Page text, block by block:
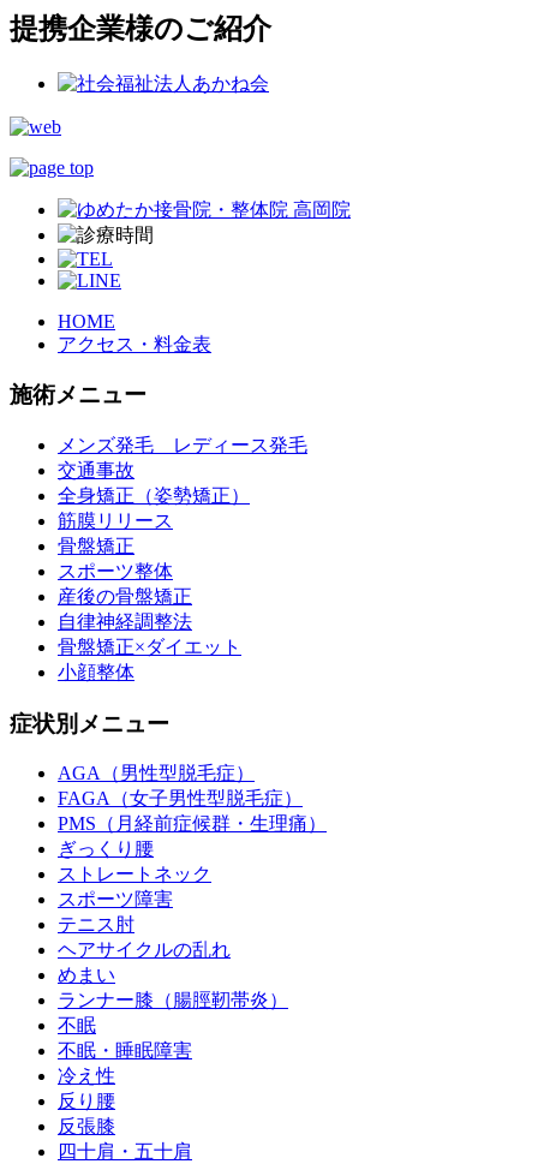
提携企業様のご紹介
HOME
アクセス・料金表
施術メニュー
メンズ発毛 レディース発毛
交通事故
全身矯正（姿勢矯正）
筋膜リリース
骨盤矯正
スポーツ整体
産後の骨盤矯正
自律神経調整法
骨盤矯正×ダイエット
小顔整体
症状別メニュー
AGA（男性型脱毛症）
FAGA（女子男性型脱毛症）
PMS（月経前症候群・生理痛）
ぎっくり腰
ストレートネック
スポーツ障害
テニス肘
ヘアサイクルの乱れ
めまい
ランナー膝（腸脛靭帯炎）
不眠
不眠・睡眠障害
冷え性
反り腰
反張膝
四十肩・五十肩